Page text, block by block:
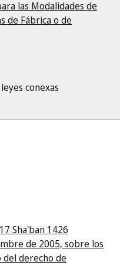
las Modalidades de
de Fábrica o de
conexas
Sha'ban 1426
de 2005, sobre los
derecho de